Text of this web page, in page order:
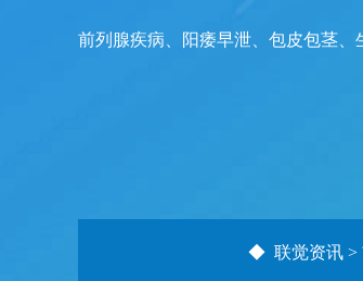
前列腺疾病、阳痿早泄、包皮包茎
◆ 联觉资讯>